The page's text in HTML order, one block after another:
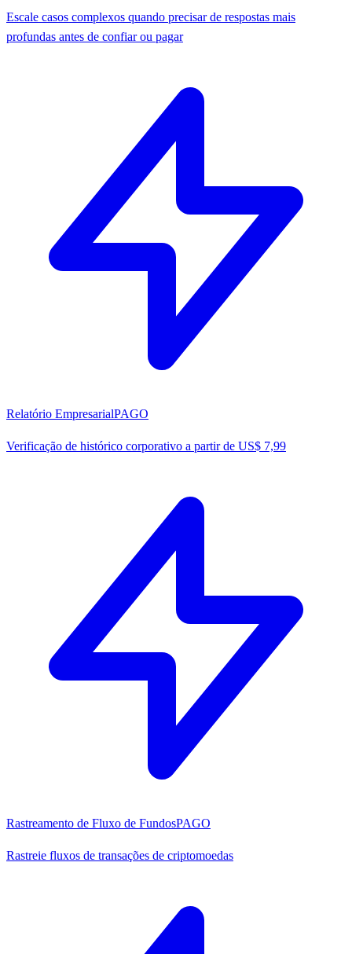
Escale casos complexos quando precisar de respostas mais
profundas antes de confiar ou pagar
Relatório EmpresarialPAGO
Verificação de histórico corporativo a partir de US$ 7,99
Rastreamento de Fluxo de FundosPAGO
Rastreie fluxos de transações de criptomoedas